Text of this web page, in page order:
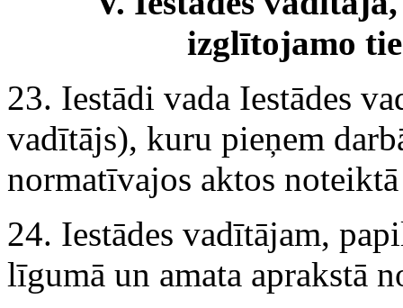
izglītojamo
23. Iestādi vada Iestādes
vadītājs), kuru pieņem
normatīvajos aktos
24. Iestādes vadītājam,
līgumā un amata aprakstā